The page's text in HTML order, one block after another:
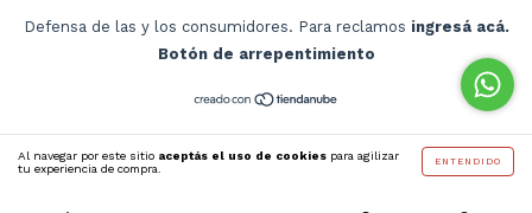
Al navegar por este sitio aceptás el uso de cookies para agilizar
tu experiencia de compra.
ENTENDIDO
Defensa de las y los consumidores. Para reclamos ingresá acá.
Botón de arrepentimiento